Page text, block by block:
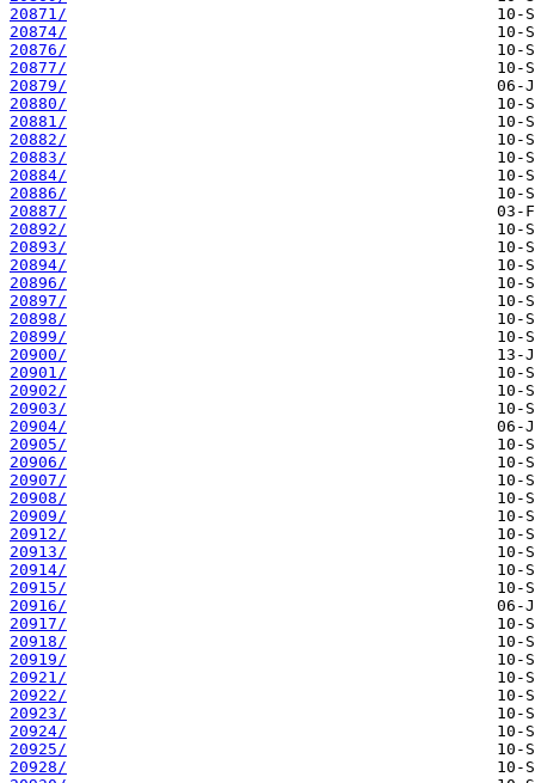
20871/
20874/
20876/
20877/
20879/
20880/
20881/
20882/
20883/
20884/
20886/
20887/
20892/
20893/
20894/
20896/
20897/
20898/
20899/
20900/
20901/
20902/
20903/
20904/
20905/
20906/
20907/
20908/
20909/
20912/
20913/
20914/
20915/
20916/
20917/
20918/
20919/
20921/
20922/
20923/
20924/
20925/
20928/